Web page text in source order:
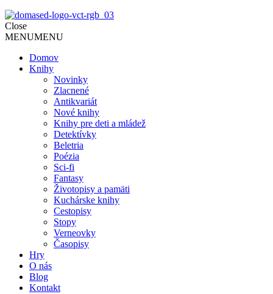
Close
MENUMENU
Domov
Knihy
Novinky
Zlacnené
Antikvariát
Nové knihy
Knihy pre deti a mládež
Detektívky
Beletria
Poézia
Sci-fi
Fantasy
Životopisy a pamäti
Kuchárske knihy
Cestopisy
Stopy
Verneovky
Časopisy
Hry
O nás
Blog
Kontakt